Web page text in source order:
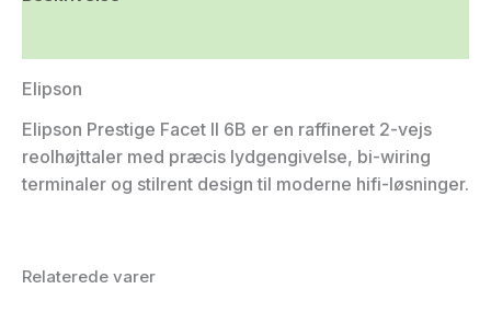
Elipson
Elipson Prestige Facet II 6B er en raffineret 2-vejs
reolhøjttaler med præcis lydgengivelse, bi-wiring
terminaler og stilrent design til moderne hifi-løsninger.
Relaterede varer